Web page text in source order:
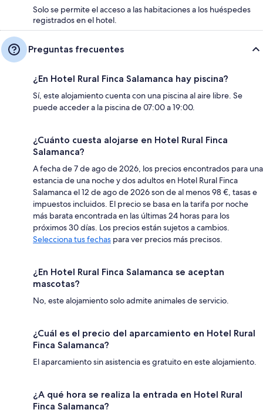
Solo se permite el acceso a las habitaciones a los huéspedes
registrados en el hotel.
Preguntas frecuentes
¿En Hotel Rural Finca Salamanca hay piscina?
Sí, este alojamiento cuenta con una piscina al aire libre. Se
puede acceder a la piscina de 07:00 a 19:00.
¿Cuánto cuesta alojarse en Hotel Rural Finca
Salamanca?
A fecha de 7 de ago de 2026, los precios encontrados para una
estancia de una noche y dos adultos en Hotel Rural Finca
Salamanca el 12 de ago de 2026 son de al menos 98 €, tasas e
impuestos incluidos. El precio se basa en la tarifa por noche
más barata encontrada en las últimas 24 horas para los
próximos 30 días. Los precios están sujetos a cambios.
Selecciona tus fechas para ver precios más precisos.
¿En Hotel Rural Finca Salamanca se aceptan
mascotas?
No, este alojamiento solo admite animales de servicio.
¿Cuál es el precio del aparcamiento en Hotel Rural
Finca Salamanca?
El aparcamiento sin asistencia es gratuito en este alojamiento.
¿A qué hora se realiza la entrada en Hotel Rural
Finca Salamanca?